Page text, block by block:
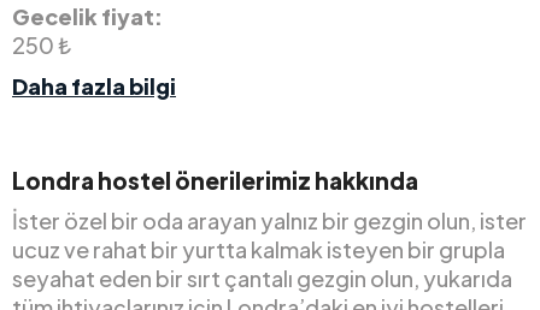
Gecelik fiyat:
250 ₺
Daha fazla bilgi
Londra hostel önerilerimiz hakkında
İster özel bir oda arayan yalnız bir gezgin olun, ister
ucuz ve rahat bir yurtta kalmak isteyen bir grupla
seyahat eden bir sırt çantalı gezgin olun, yukarıda